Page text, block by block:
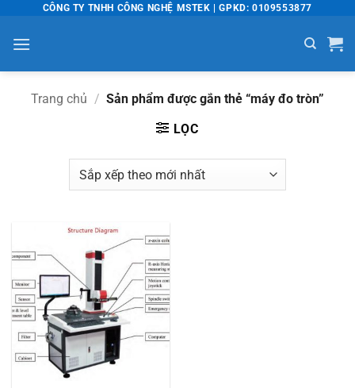
nội
dung
CÔNG TY TNHH CÔNG NGHỆ MSTEK | GPKD: 0109553877
Trang chủ / Sản phẩm được gắn thẻ “máy đo tròn”
LỌC